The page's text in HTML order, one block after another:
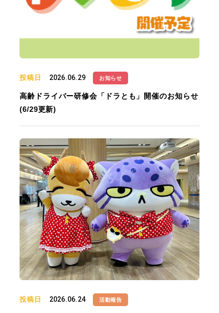
投稿日 2026.06.29 お知らせ
高齢ドライバー研修会「ドラとも」開催のお知らせ
(6/29更新)
投稿日 2026.06.24 活動報告